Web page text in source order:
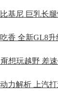
基尼 巨乳长
香 全新GL8
想玩越野 差
力解析 上汽